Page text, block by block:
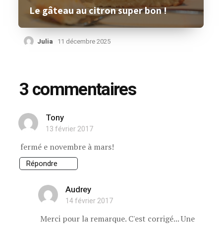
Le gâteau au citron super bon !
Julia 11 décembre 2025
3 commentaires
Tony
13 février 2017
fermé e novembre à mars!
Répondre
Audrey
14 février 2017
Merci pour la remarque. C'est corrigé... Une